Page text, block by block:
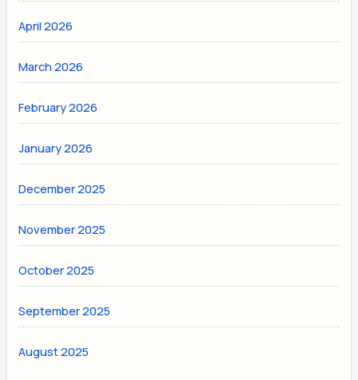
April 2026
March 2026
February 2026
January 2026
December 2025
November 2025
October 2025
September 2025
August 2025